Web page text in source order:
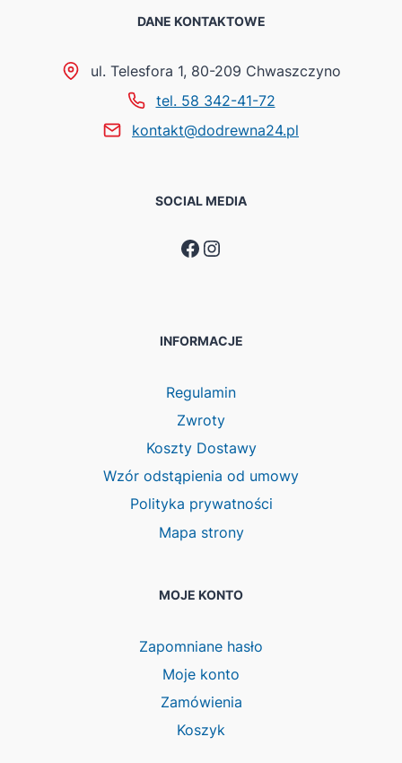
DANE KONTAKTOWE
ul. Telesfora 1, 80-209 Chwaszczyno
tel. 58 342-41-72
kontakt@dodrewna24.pl
SOCIAL MEDIA
Facebook
Instagram
INFORMACJE
Regulamin
Zwroty
Koszty Dostawy
Wzór odstąpienia od umowy
Polityka prywatności
Mapa strony
MOJE KONTO
Zapomniane hasło
Moje konto
Zamówienia
Koszyk